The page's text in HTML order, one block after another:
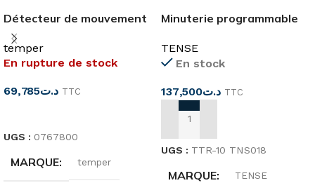
Détecteur de mouvement
app 360°
temper
En rupture de stock
د.ت69,785
TTC
UGS : 0767800
MARQUE temper
Minuterie programmable
TENSE
En stock
د.ت137,500 TTC
AJOUTER AU PANIER
UGS : TTR-10 TNS018
MARQUE TENSE